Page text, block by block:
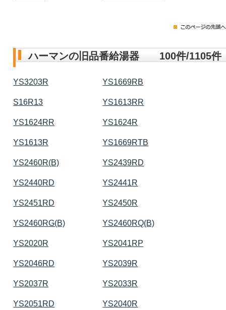
ハーマンの旧品番給湯器 100件/1105件
YS3203R YS1669RB
S16R13 YS1613RR
YS1624RR YS1624R
YS1613R YS1669RTB
YS2460R(B) YS2439RD
YS2440RD YS2441R
YS2451RD YS2450R
YS2460RG(B) YS2460RQ(B)
YS2020R YS2041RP
YS2046RD YS2039R
YS2037R YS2033R
YS2051RD YS2040R